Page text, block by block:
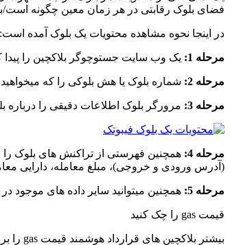
فضای بلوک رقابتی در هر زمان معین چگونه است/
در اینجا نحوه مشاهده محتویات یک بلوک آمده است:
مرحله 1: یک وب سایت جستوچوگر بلاکچین را پیدا
مرحله 2: شماره بلوک یا هش بلوکی را که
مرحله 3: مرورگر بلوک اطلاعات دقیقی را درباره
مرحله 4:
همچنین فهرستی از تراکنش های بلوک را
(آدرس ورودی و خروجی)، مبلغ معامله، دارایی
مرحله 5: همچنین میتوانید سایر داده های
قیمت gas را چک کنید
بیشتر بلاکچین های قرارداد هوشمند قیمت gas را بر اساس عرضه و تقاضا در نوسان میبینند. این میتواند قیمت تراکنش در بلاکچین را به طور قابل توجهی در طول روز تغییر دهد.